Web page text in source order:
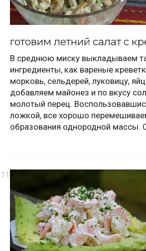
готовим летний салат с
В среднюю миску выкладываем
ингредиенты, как вареные
морковь, сельдерей, луковицу,
добавляем майонез и по вкусу
молотый перец.
ложкой, все хорошо
образования однородной массы.